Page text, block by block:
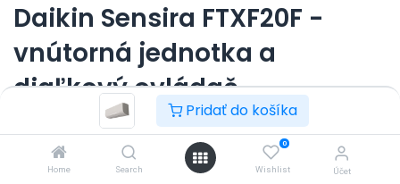
Pridať do košíka
Home Search
0
Wishlist Účet
Daikin Sensira FTXF20F -
vnútorná jednotka a
diaľkový ovládač
Nástenná klimatizácia Daikin Sensira 2kW.
Prihlásenie | Registrácia
pre